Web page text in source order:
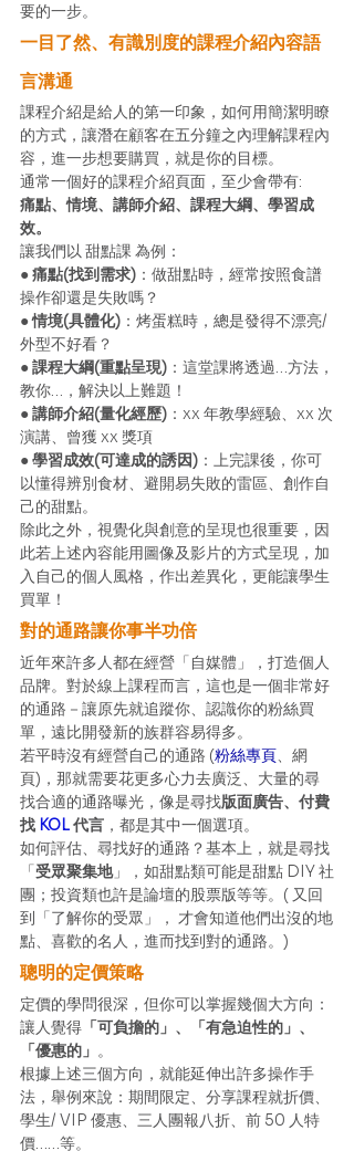
要的一步。
一目了然、有識別度的課程介紹內容語
言溝通
課程介紹是給人的第一印象，如何用簡潔明瞭
的方式，讓潛在顧客在五分鐘之內理解課程內
容，進一步想要購買，就是你的目標。
通常一個好的課程介紹頁面，至少會帶有:
痛點、情境、講師介紹、課程大綱、學習成
效。
讓我們以 甜點課 為例：
● 痛點(找到需求) ：做甜點時，經常按照食譜
操作卻還是失敗嗎？
● 情境(具體化) ：烤蛋糕時，總是發得不漂亮/
外型不好看？
● 課程大綱(重點呈現) ：這堂課將透過…方法，
教你…，解決以上難題！
● 講師介紹(量化經歷) ：xx 年教學經驗、xx 次
演講、曾獲 xx 獎項
● 學習成效(可達成的誘因) ：上完課後，你可
以懂得辨別食材、避開易失敗的雷區、創作自
己的甜點。
除此之外，視覺化與創意的呈現也很重要，因
此若上述內容能用圖像及影片的方式呈現，加
入自己的個人風格，作出差異化，更能讓學生
買單！
對的通路讓你事半功倍
近年來許多人都在經營「自媒體」，打造個人
品牌。對於線上課程而言，這也是一個非常好
的通路－讓原先就追蹤你、認識你的粉絲買
單，遠比開發新的族群容易得多。
若平時沒有經營自己的通路 (粉絲專頁、網
頁)，那就需要花更多心力去廣泛、大量的尋
找合適的通路曝光，像是尋找版面廣告、付費
找 KOL代言 ，都是其中一個選項。
如何評估、尋找好的通路？基本上，就是尋找
「受眾聚集地」，如甜點類可能是甜點 DIY 社
團；投資類也許是論壇的股票版等等。( 又回
到「了解你的受眾」， 才會知道他們出沒的地
點、喜歡的名人，進而找到對的通路。)
聰明的定價策略
定價的學問很深，但你可以掌握幾個大方向：
讓人覺得 「可負擔的」、「有急迫性的」、
「優惠的」 。
根據上述三個方向，就能延伸出許多操作手
法，舉例來說：期間限定、分享課程就折價、
學生/ VIP 優惠、三人團報八折、前 50 人特
價……等。